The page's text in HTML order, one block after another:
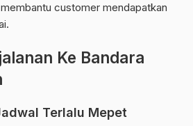
customer mendapatkan
Ke Bandara
Terlalu Mepet